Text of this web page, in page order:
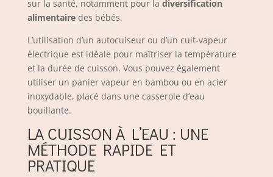
sur la santé, notamment pour la diversification
alimentairedes bébés.
L’utilisation d’un autocuiseur ou d’un cuit-vapeur
électrique est idéale pour maîtriser la température
et la durée de cuisson. Vous pouvez également
utiliser un panier vapeur en bambou ou en acier
inoxydable, placé dans une casserole d’eau
bouillante.
LA CUISSON À L’EAU : UNE
MÉTHODE RAPIDE ET
PRATIQUE